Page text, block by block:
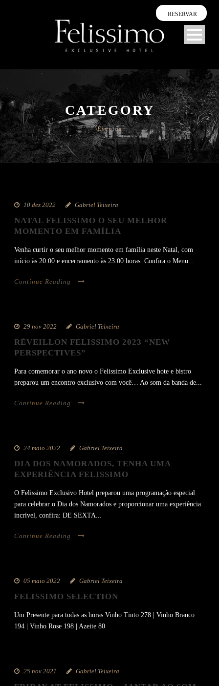
CATEGORY
Eventos
10 dez 2022 Gabriel Teixeira
NATAL FELISSIMO O SEU MELHOR
MOMENTO EM FAMÍLIA
Venha curtir o seu melhor momento em família neste Natal, com
início às 20:00 e encerramento às 23:00 horas. Confira o Menu...
Continue Reading
29 nov 2022 Gabriel Teixeira
RÉVEILLON FELISSIMO 2023 “NEW
PERSPECTIVES”
Para comemorar o ano novo o Felissimo Exclusive hote e bistro
preparou um encontro exclusivo com você… Ao som da banda de...
Continue Reading
24 maio 2022 Gabriel Teixeira
DIA DOS NAMORADOS, TENHA UMA
EXPERIÊNCIA FELISSIMO
O Felissimo Exclusivo Hotel preparou uma programação especial
para celebrar o Dia dos Namorados e proporcionar uma experiência
incrível, confira: DE SEXTA...
Continue Reading
05 maio 2022 Gabriel Teixeira
FELISSIMO SELECTION
Um Presente para todas as horas Vinho Tinto 278 | Vinho Branco
194 | Vinho Rose 198 | Azeite 80
25 nov 2021 Gabriel Teixeira
RESERVAR